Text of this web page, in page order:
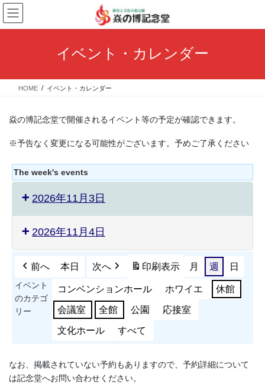
コ
ン
テ
ス
ナ
ビ
ゲ
ン
イベント・カレンダー
HOME イベント・カレンダー
焱の博記念堂で開催されるイベント等の予定が確認できます。
※予告なく変更になる可能性がございます。予めご了承ください
The week's events
2026年11月3日
2026年11月4日
前へ 本日 次へ 印刷表示 月 週 日
イベント
のカテゴ
リー
コンベンションホール ホワイエ 休館
会議室 全館 公園 応接室
文化ホール すべて
なお、掲載されていない予約もありますので、予約詳細について
は記念堂へお問い合わせください。